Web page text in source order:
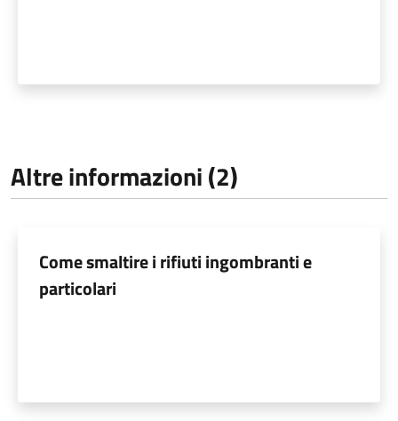
Altre informazioni (2)
Come smaltire i rifiuti ingombranti e
particolari